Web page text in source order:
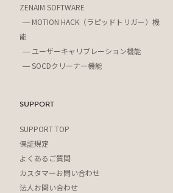
ZENAIM SOFTWARE
MOTION HACK（ラピッドトリガー）機
能
ユーザーキャリブレーション機能
SOCDクリーナー機能
SUPPORT
SUPPORT TOP
保証規定
よくあるご質問
カスタマーお問い合わせ
法人お問い合わせ